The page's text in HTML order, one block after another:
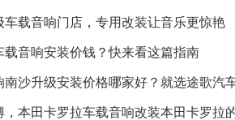
车载音响门店，专用改装让音乐更惊艳
载音响安装价钱？快来看这篇指南
南沙升级安装价格哪家好？就选途歌汽
，本田卡罗拉车载音响改装本田卡罗拉